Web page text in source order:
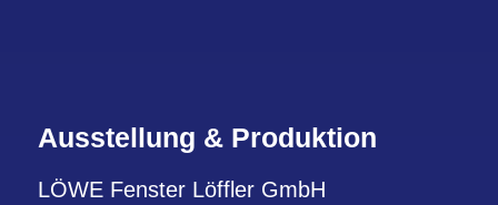
Ausstellung & Produktion
LÖWE Fenster Löffler GmbH